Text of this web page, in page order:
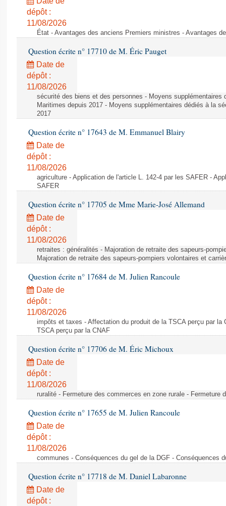
Budget et sécurité sociale
Questions écrites et orales
Comptes rendus des débats
dépôt :
11/08/2026
État - Avantages des anciens Premiers ministres - Avantages
Question écrite n° 17710 de M. Éric Pauget
Date de
dépôt :
11/08/2026
sécurité des biens et des personnes - Moyens supplémentaires
Maritimes depuis 2017 - Moyens supplémentaires dédiés à la
2017
Question écrite n° 17643 de M. Emmanuel Blairy
Date de
dépôt :
11/08/2026
agriculture - Application de l'article L. 142-4 par les SAFER -
SAFER
Question écrite n° 17705 de Mme Marie-José Allemand
Date de
dépôt :
11/08/2026
retraites : généralités - Majoration de retraite des sapeurs-
Majoration de retraite des sapeurs-pompiers volontaires et
Question écrite n° 17684 de M. Julien Rancoule
Date de
dépôt :
11/08/2026
impôts et taxes - Affectation du produit de la TSCA perçu par la
TSCA perçu par la CNAF
Question écrite n° 17706 de M. Éric Michoux
Date de
dépôt :
11/08/2026
ruralité - Fermeture des commerces en zone rurale - Fermeture
Question écrite n° 17655 de M. Julien Rancoule
Date de
dépôt :
11/08/2026
communes - Conséquences du gel de la DGF - Conséquences
Question écrite n° 17718 de M. Daniel Labaronne
Date de
dépôt :